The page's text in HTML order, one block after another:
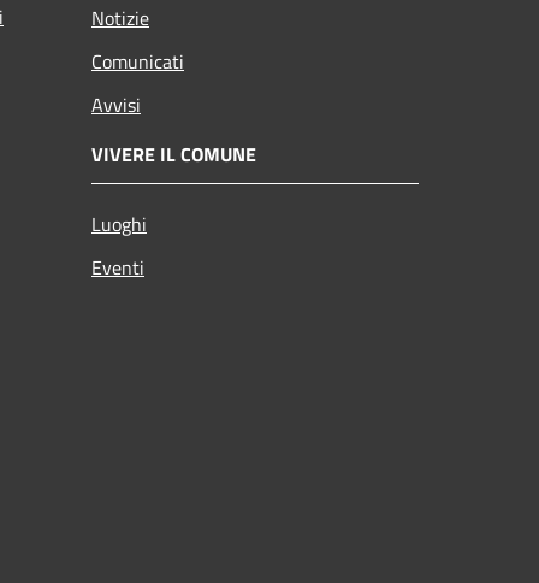
Notizie
Comunicati
Avvisi
VIVERE IL COMUNE
Luoghi
Eventi